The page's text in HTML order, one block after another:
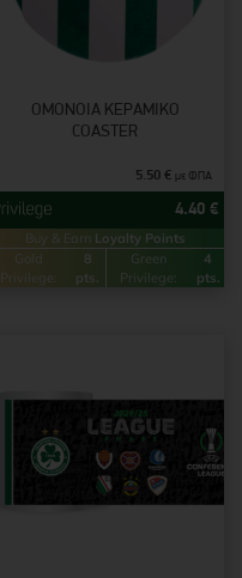
OMONOIA ΚΕΡΑΜΙΚΌ
COASTER
5.50 € με ΦΠΑ
4.40 €
Buy & Earn Loyalty Points
Gold
Privilege:
8
pts.
Green
Privilege:
4
pts.